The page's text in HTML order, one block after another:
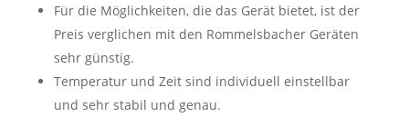
Für die Möglichkeiten, die das Gerät bietet, ist der
Preis verglichen mit den Rommelsbacher Geräten
sehr günstig.
Temperatur und Zeit sind individuell einstellbar
und sehr stabil und genau.